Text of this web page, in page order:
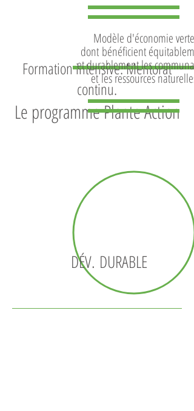
Le programme Plante Action
DE
DES CANDIDATS
Formation intensive. Mentorat
continu.
DÉV. DURABLE
Modèle d'économie verte
dont bénéficient
et durablement les
et les ressources naturelles